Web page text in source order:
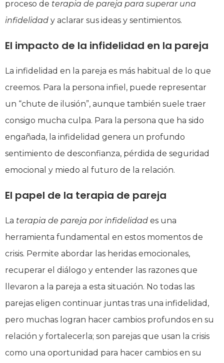
proceso de terapia de pareja para superar una
infidelidad y aclarar sus ideas y sentimientos.
El impacto de la infidelidad en la pareja
La infidelidad en la pareja es más habitual de lo que
creemos. Para la persona infiel, puede representar
un “chute de ilusión”, aunque también suele traer
consigo mucha culpa. Para la persona que ha sido
engañada, la infidelidad genera un profundo
sentimiento de desconfianza, pérdida de seguridad
emocional y miedo al futuro de la relación.
El papel de la terapia de pareja
La terapia de pareja por infidelidad es una
herramienta fundamental en estos momentos de
crisis. Permite abordar las heridas emocionales,
recuperar el diálogo y entender las razones que
llevaron a la pareja a esta situación. No todas las
parejas eligen continuar juntas tras una infidelidad,
pero muchas logran hacer cambios profundos en su
relación y fortalecerla; son parejas que usan la crisis
como una oportunidad para hacer cambios en su